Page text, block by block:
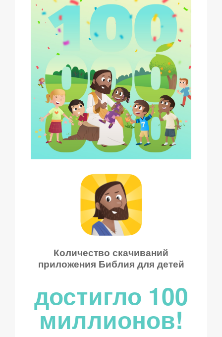
Количество скачиваний
приложения Библия для детей
достигло 100
миллионов!